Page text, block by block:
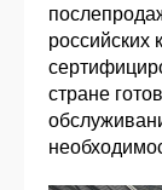
российских
стране